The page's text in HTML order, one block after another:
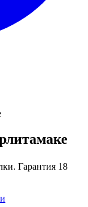
Гарантия 18